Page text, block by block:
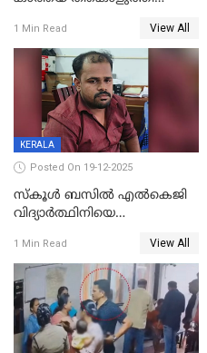
ക്രൂരകൊലപാതകത്തില്‍
സഹോദരിപുത്രന് ജീവപര്യന്തം
1 Min Read View All
KERALA
Posted On 19-12-2025
സ്കൂൾ ബസിൽ എൽകെജി
വിദ്യാര്‍ത്ഥിനിയെ
ക്ലീനര്‍ പിടിയിൽ
1 Min Read View All